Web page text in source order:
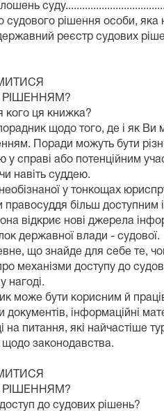
судового рішення особи, яка
реєстр судових
РІШЕННЯМ?
кого ця книжка?
щодо того, де і як Ви
Поради можуть бути
у справі або потенційним
навіть суддею.
у тонкощах
більш доступним
відкриє нові джерела
державної влади - судової.
що знайде для себе те,
механізми доступу до
нагоді.
може бути корисним й
документів, інформаційні
на питання, які найчастіше
щодо законодавства.
РІШЕННЯМ?
до судових рішень?